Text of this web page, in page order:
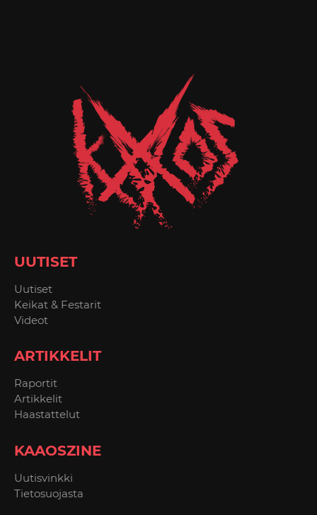
UUTISET
Uutiset
Keikat & Festarit
Videot
ARTIKKELIT
Raportit
Artikkelit
Haastattelut
KAAOSZINE
Uutisvinkki
Tietosuojasta